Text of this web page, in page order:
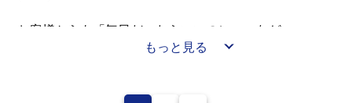
お客様からも「毎日だったらいいのに～」など
うれしいお言葉をいただきました♪
もっと見る